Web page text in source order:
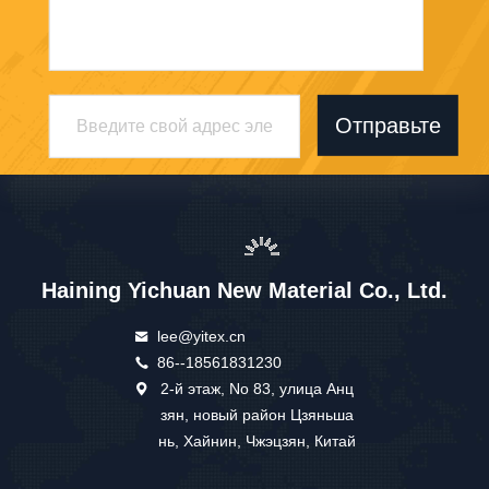
Отправьте
Haining Yichuan New Material Co., Ltd.
lee@yitex.cn
86--18561831230
2-й этаж, No 83, улица Анц
зян, новый район Цзяньша
нь, Хайнин, Чжэцзян, Китай